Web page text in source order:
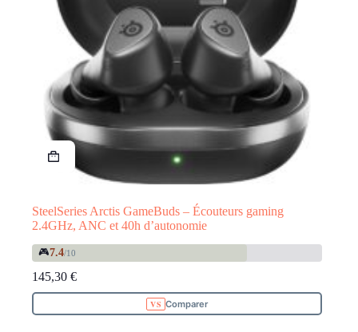
SteelSeries Arctis GameBuds – Écouteurs gaming
2.4GHz, ANC et 40h d’autonomie
🎮7.4/10
145,30 €
Comparer